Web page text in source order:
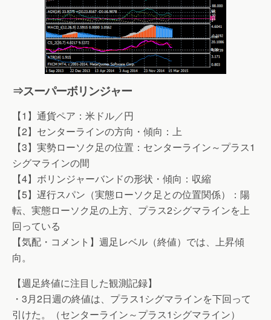
⇒スーパーボリンジャー
【1】通貨ペア：米ドル／円
【2】センターラインの方向・傾向：上
【3】実勢ローソク足の位置：センターライン～プラス1
シグマラインの間
【4】ボリンジャーバンドの形状・傾向：収縮
【5】遅行スパン（実態ローソク足との位置関係）：陽
転、実態ローソク足の上方、プラス2シグマラインを上
回っている
【気配・コメント】週足レベル（終値）では、上昇傾
向。
【週足終値に注目した観測記録】
・3月2日週の終値は、プラス1シグマラインを下回って
引けた。（センターライン～プラス1シグマライン）